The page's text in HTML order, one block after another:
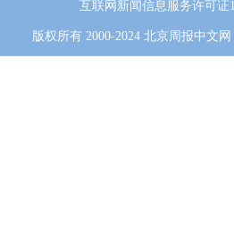
互联网新闻信息服务许可证
版权所有 2000-2024 北京周报中文